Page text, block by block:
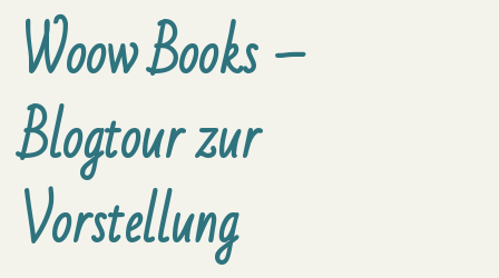
Woow Books –
Blogtour zur
Vorstellung